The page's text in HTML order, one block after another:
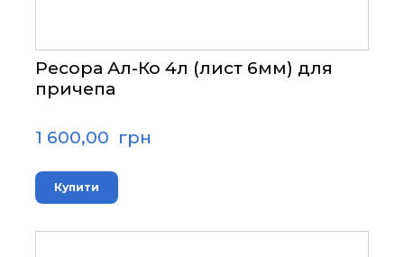
Ресора Ал-Ко 4л (лист 6мм) для
причепа
1 600,00  грн
Купити